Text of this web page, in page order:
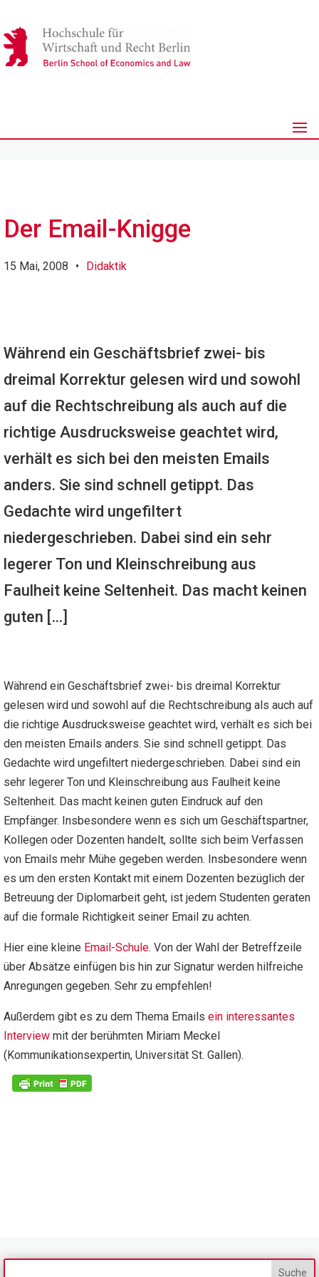
Der Email-Knigge
15 Mai, 2008 • Didaktik
Während ein Geschäftsbrief zwei- bis
dreimal Korrektur gelesen wird und sowohl
auf die Rechtschreibung als auch auf die
richtige Ausdrucksweise geachtet wird,
verhält es sich bei den meisten Emails
anders. Sie sind schnell getippt. Das
Gedachte wird ungefiltert
niedergeschrieben. Dabei sind ein sehr
legerer Ton und Kleinschreibung aus
Faulheit keine Seltenheit. Das macht keinen
guten […]
Während ein Geschäftsbrief zwei- bis dreimal Korrektur
gelesen wird und sowohl auf die Rechtschreibung als auch auf
die richtige Ausdrucksweise geachtet wird, verhält es sich bei
den meisten Emails anders. Sie sind schnell getippt. Das
Gedachte wird ungefiltert niedergeschrieben. Dabei sind ein
sehr legerer Ton und Kleinschreibung aus Faulheit keine
Seltenheit. Das macht keinen guten Eindruck auf den
Empfänger. Insbesondere wenn es sich um Geschäftspartner,
Kollegen oder Dozenten handelt, sollte sich beim Verfassen
von Emails mehr Mühe gegeben werden. Insbesondere wenn
es um den ersten Kontakt mit einem Dozenten bezüglich der
Betreuung der Diplomarbeit geht, ist jedem Studenten geraten
auf die formale Richtigkeit seiner Email zu achten.
Hier eine kleine Email-Schule. Von der Wahl der Betreffzeile
über Absätze einfügen bis hin zur Signatur werden hilfreiche
Anregungen gegeben. Sehr zu empfehlen!
Außerdem gibt es zu dem Thema Emails ein interessantes
Interview mit der berühmten Miriam Meckel
(Kommunikationsexpertin, Universität St. Gallen).